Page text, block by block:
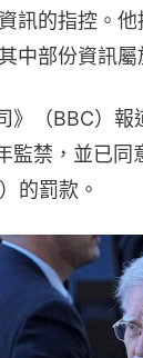
訊的指控。
中部份資訊屬
》（BBC）報
監禁，並已同
的罰款。